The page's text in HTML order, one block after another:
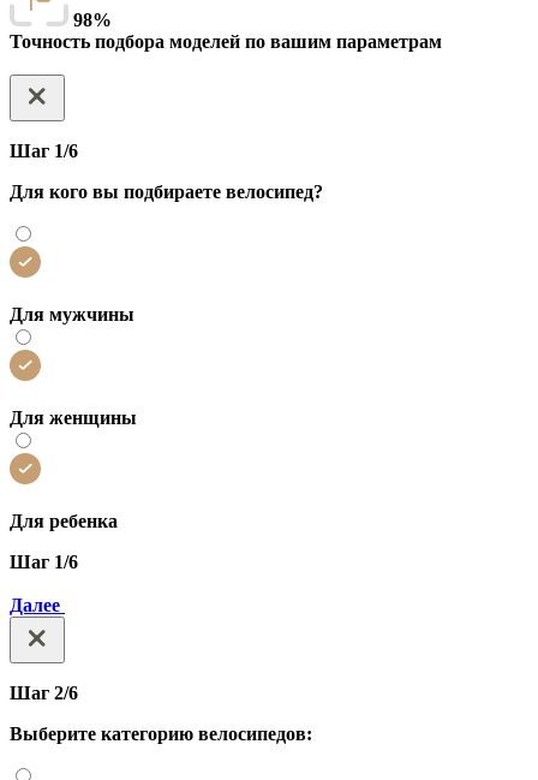
98%
Точность подбора моделей по вашим параметрам
Шаг 1/6
Для кого вы подбираете велосипед?
Для мужчины
Для женщины
Для ребенка
Шаг 1/6
Далее
Шаг 2/6
Выберите категорию велосипедов: